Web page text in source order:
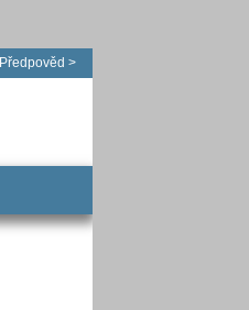
Předpověd >